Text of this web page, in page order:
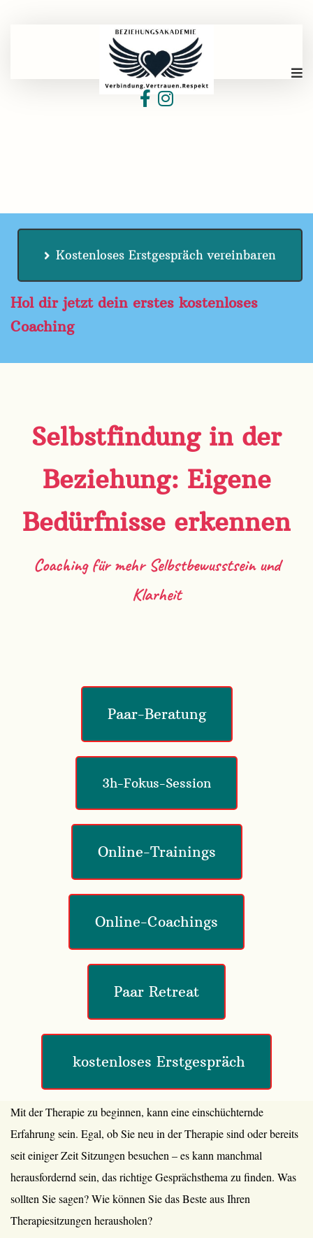
Kostenloses Erstgespräch vereinbaren
Hol dir jetzt dein erstes kostenloses
Coaching
Selbstfindung in der
Beziehung: Eigene
Bedürfnisse erkennen
Coaching für mehr Selbstbewusstsein und
Klarheit
Paar-Beratung
3h-Fokus-Session
Online-Trainings
Online-Coachings
Paar Retreat
kostenloses Erstgespräch
Mit der Therapie zu beginnen, kann eine einschüchternde
Erfahrung sein. Egal, ob Sie neu in der Therapie sind oder bereits
seit einiger Zeit Sitzungen besuchen – es kann manchmal
herausfordernd sein, das richtige Gesprächsthema zu finden. Was
sollten Sie sagen? Wie können Sie das Beste aus Ihren
Therapiesitzungen herausholen?